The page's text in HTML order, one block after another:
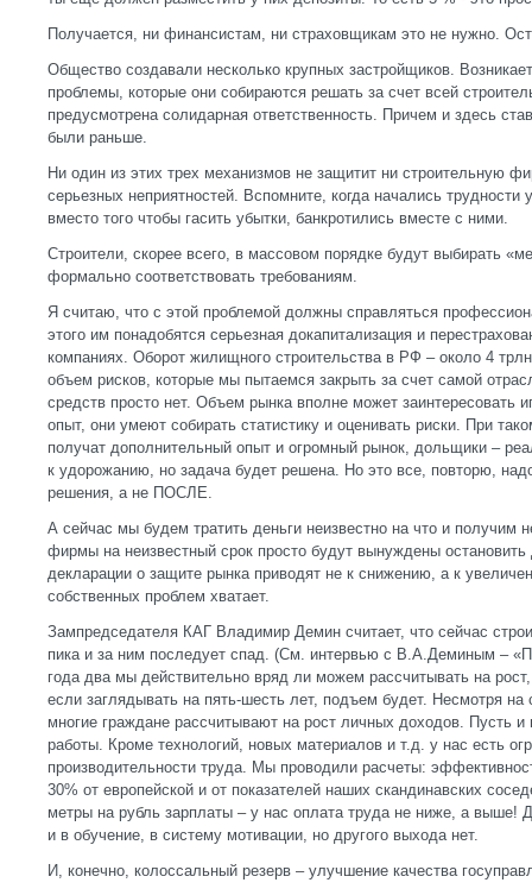
Получается, ни финансистам, ни страховщикам это не нужно.
Общество создавали несколько крупных застройщиков.
проблемы, которые они собираются решать за счет всей
предусмотрена солидарная ответственность. Причем и здесь
были раньше.
Ни один из этих трех механизмов не защитит ни строительную
серьезных неприятностей. Вспомните, когда начались трудности
вместо того чтобы гасить убытки, банкротились вместе с ними.
Строители, скорее всего, в массовом порядке будут выбирать
формально соответствовать требованиям.
Я считаю, что с этой проблемой должны справляться
этого им понадобятся серьезная докапитализация и
компаниях. Оборот жилищного строительства в РФ – около 4
объем рисков, которые мы пытаемся закрыть за счет самой
средств просто нет. Объем рынка вполне может заинтересовать
опыт, они умеют собирать статистику и оценивать риски. При
получат дополнительный опыт и огромный рынок, дольщики –
к удорожанию, но задача будет решена. Но это все, повторю,
решения, а не ПОСЛЕ.
А сейчас мы будем тратить деньги неизвестно на что и получим
фирмы на неизвестный срок просто будут вынуждены
декларации о защите рынка приводят не к снижению, а к
собственных проблем хватает.
Зампредседателя КАГ Владимир Демин считает, что сейчас
пика и за ним последует спад. (См. интервью с В.А.Деминым –
года два мы действительно вряд ли можем рассчитывать на
если заглядывать на пять-шесть лет, подъем будет. Несмотря
многие граждане рассчитывают на рост личных доходов. Пусть и
работы. Кроме технологий, новых материалов и т.д. у нас есть
производительности труда. Мы проводили расчеты:
30% от европейской и от показателей наших скандинавских
метры на рубль зарплаты – у нас оплата труда не ниже, а выше!
и в обучение, в систему мотивации, но другого выхода нет.
И, конечно, колоссальный резерв – улучшение качества